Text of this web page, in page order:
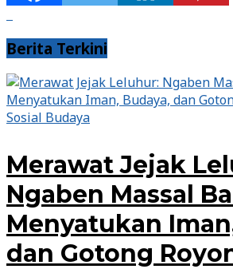
Berita Terkini
Sosial Budaya
Merawat Jejak
Ngaben Massal
Menyatukan
dan Gotong